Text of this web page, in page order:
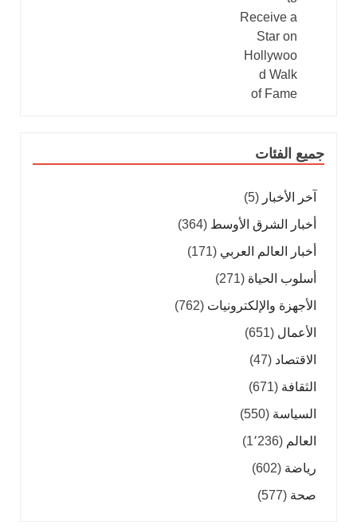
جميع الفئات
آخر الأخبار (5)
أخبار الشرق الأوسط (364)
أخبار العالم العربي (171)
أسلوب الحياة (271)
الأجهزة والإلكترونيات (762)
الأعمال (651)
الاقتصاد (47)
الثقافة (671)
السياسة (550)
العالم (1٬236)
رياضة (602)
صحة (577)